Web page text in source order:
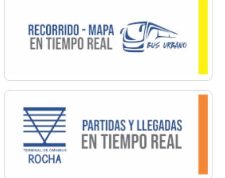
Ordenamiento
Promoción Social
Salud
Secretaría General